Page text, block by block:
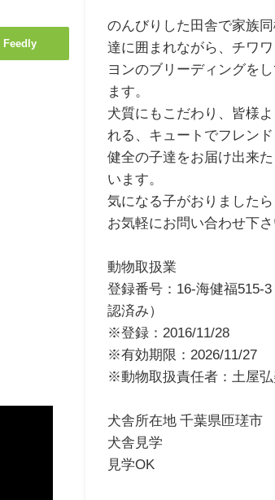
Feedly
のんびりした田舎で家族
達に囲まれながら、チワ
ヨンのブリーディングをし
ます。
犬質にもこだわり、皆様よ
れる、キュートでフレン
健全の子達をお届け出来
います。
気になる子がおりましたら
お気軽にお問い合わせ下さ
動物取扱業
登録番号：16-海健福515-3
認済み）
※登録：2016/11/28
※有効期限：2026/11/27
※動物取扱責任者：土屋弘
犬舎所在地 千葉県匝瑳市
犬舎見学
見学OK